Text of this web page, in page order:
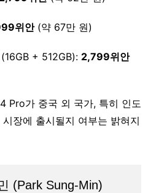
위안(약 67만 원)
+ 512GB): 2,799위안
Pro가 중국 외 국가, 특히 인도
장에 출시될지 여부는 밝혀지
(Park Sung-Min)